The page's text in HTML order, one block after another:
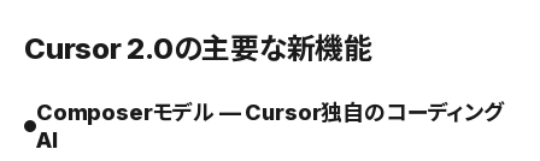
Cursor 2.0の主要な新機能
Composerモデル — Cursor独自のコーディング
AI